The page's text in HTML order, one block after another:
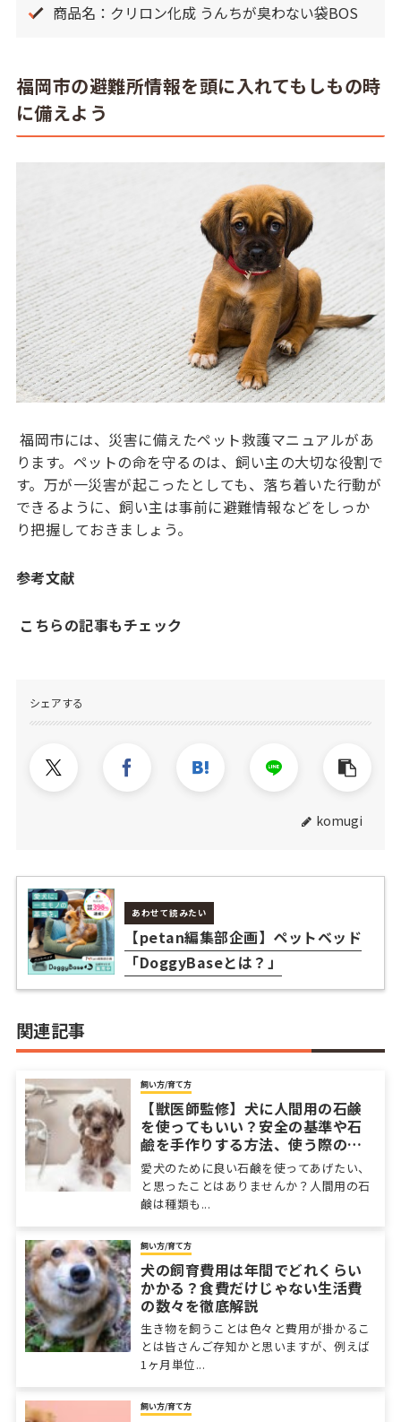
商品名：クリロン化成 うんちが臭わない袋BOS
福岡市の避難所情報を頭に入れてもしもの時
に備えよう
福岡市には、災害に備えたペット救護マニュアルがあ
ります。ペットの命を守るのは、飼い主の大切な役割で
す。万が一災害が起こったとしても、落ち着いた行動が
できるように、飼い主は事前に避難情報などをしっか
り把握しておきましょう。
参考文献
こちらの記事もチェック
シェアする
komugi
あわせて読みたい
【petan編集部企画】ペットベッド
「DoggyBaseとは？」
関連記事
飼い方/育て方
【獣医師監修】犬に人間用の石鹸
を使ってもいい？安全の基準や石
鹼を手作りする方法、使う際の注
意点を解説
愛犬のために良い石鹸を使ってあげたい、
と思ったことはありませんか？人間用の石
鹸は種類も...
飼い方/育て方
犬の飼育費用は年間でどれくらい
かかる？食費だけじゃない生活費
の数々を徹底解説
生き物を飼うことは色々と費用が掛かるこ
とは皆さんご存知かと思いますが、例えば
1ヶ月単位...
飼い方/育て方